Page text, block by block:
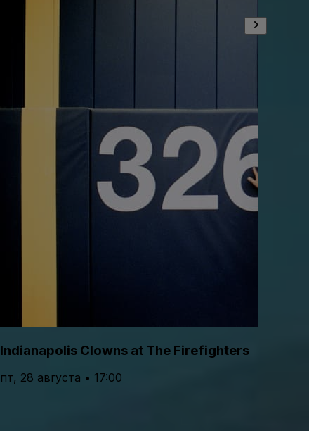
Indianapolis Clowns at The Firefighters
пт, 28 августа • 17:00